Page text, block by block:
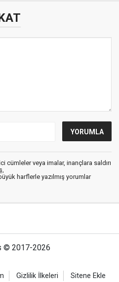
cümleler veya imalar, inançlara saldırı
harflerle yazılmış yorumlar
© 2017-2026
Gizlilik İlkeleri Sitene Ekle